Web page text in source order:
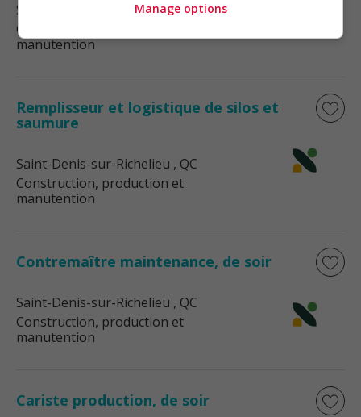
Saint-Denis-sur-Richelieu, QC
Construction, production et
manutention
Remplisseur et logistique de silos et
saumure
Saint-Denis-sur-Richelieu , QC
Construction, production et
manutention
Contremaître maintenance, de soir
Saint-Denis-sur-Richelieu , QC
Construction, production et
manutention
Cariste production, de soir
Manage options